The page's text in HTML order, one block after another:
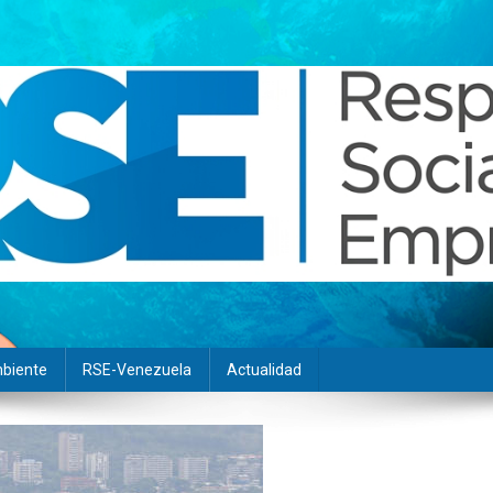
RSE-Venezuela Actualidad